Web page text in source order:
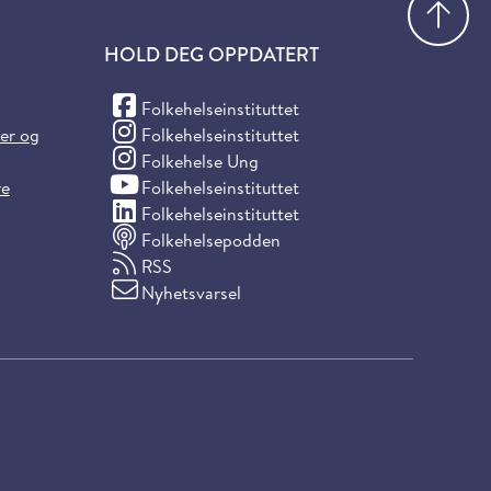
og
HOLD DEG OPPDATERT
Folkehelseinstituttet
(Facebook)
Folkehelseinstituttet
(Instagram)
Folkehelse Ung
(Instagram)
Folkehelseinstituttet
(YouTube)
Folkehelseinstituttet
(LinkedIn)
Folkehelsepodden
RSS
Nyhetsvarsel